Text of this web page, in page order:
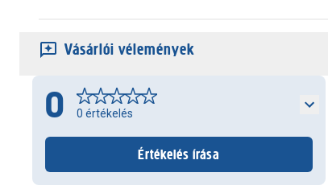
Vásárlói vélemények
0 0 értékelés
Értékelés írása